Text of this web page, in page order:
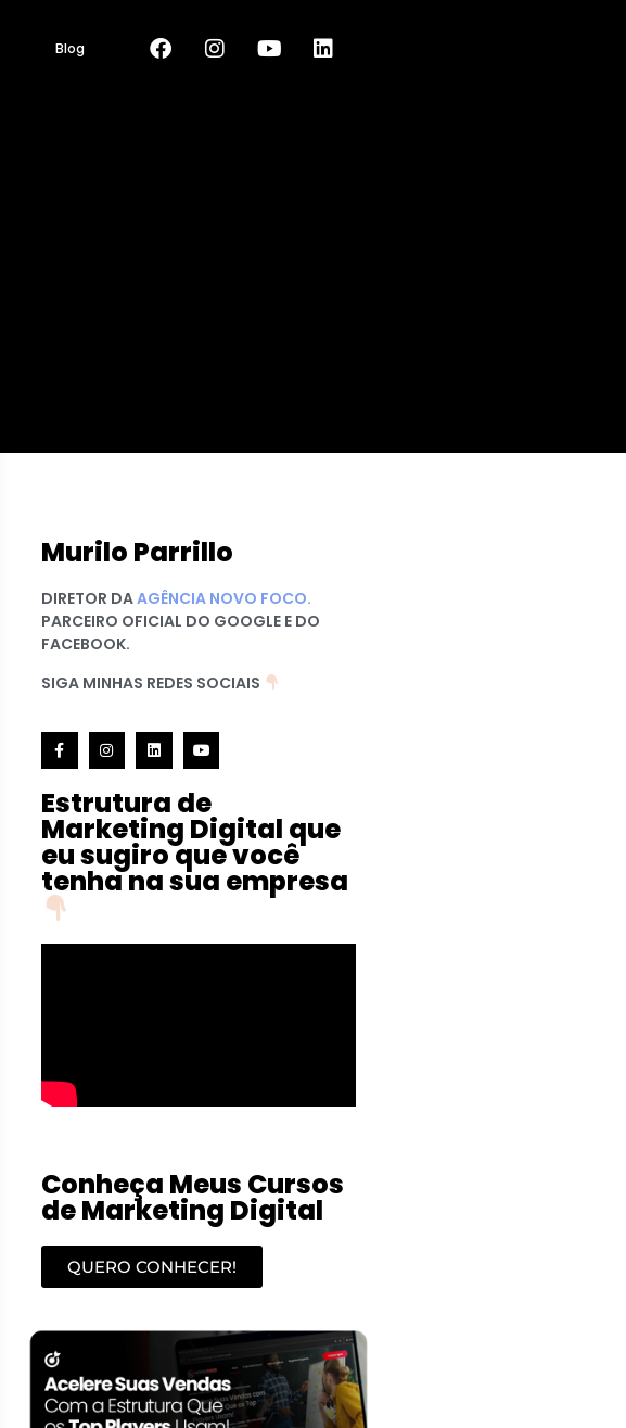
Blog
Murilo Parrillo
DIRETOR DAAGÊNCIA NOVO FOCO.
PARCEIRO OFICIAL DO GOOGLE E DO
FACEBOOK.
SIGA MINHAS REDES SOCIAIS
Estrutura de
Marketing Digital que
eu sugiro que você
tenha na sua empresa
Conheça Meus Cursos
de Marketing Digital
QUERO CONHECER!